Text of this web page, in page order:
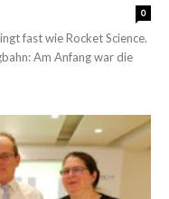
0
fast wie Rocket Science.
Am Anfang war die